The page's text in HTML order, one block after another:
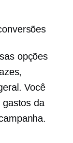
opções
Você
gastos da